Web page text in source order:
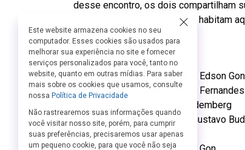
desse encontro, os dois compartilham
metafóricas dos animais que habitam
Ficha Técnica:
Direção: Edson Gon
Dramaturgia: Rodrigo Cesar e Edson Gon
Elenco: Beatriz Rosa, Mateus
Direção musical: Gustavo Budemberg
Arranjo e produção musical: Gustavo
Figurinos: Anna Vaz
Este website armazena cookies no seu
computador. Esses cookies são usados para
melhorar sua experiência no site e fornecer
serviços personalizados para você, tanto no
website, quanto em outras mídias. Para saber
mais sobre os cookies que usamos, consulte
nossa Política de Privacidade
Não rastrearemos suas informações quando
você visitar nosso site, porém, para cumprir
suas preferências, precisaremos usar apenas
um pequeno cookie, para que você não seja